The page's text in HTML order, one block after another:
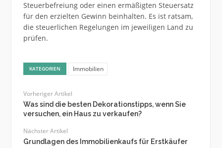
Steuerbefreiung oder einen ermäßigten Steuersatz
für den erzielten Gewinn beinhalten. Es ist ratsam,
die steuerlichen Regelungen im jeweiligen Land zu
prüfen.
KATEGORIEN Immobilien
Vorheriger Artikel
Was sind die besten Dekorationstipps, wenn Sie
versuchen, ein Haus zu verkaufen?
Nächster Artikel
Grundlagen des Immobilienkaufs für Erstkäufer